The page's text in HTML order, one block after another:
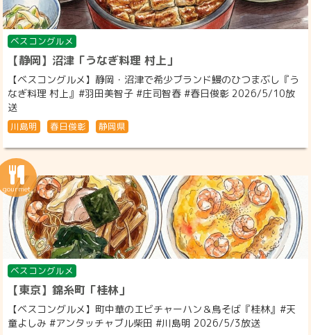
ベスコングルメ
【静岡】沼津「うなぎ料理 村上」
【ベスコングルメ】静岡・沼津で希少ブランド鰻のひつまぶし『う
なぎ料理 村上』#羽田美智子 #庄司智春 #春日俊彰 2026/5/10放
送
川島明 春日俊彰 静岡県
ベスコングルメ
【東京】錦糸町「桂林」
【ベスコングルメ】町中華のエビチャーハン＆鳥そば『桂林』#天
童よしみ #アンタッチャブル柴田 #川島明 2026/5/3放送